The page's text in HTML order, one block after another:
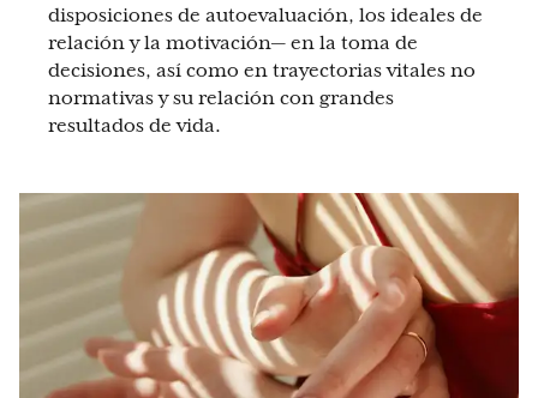
disposiciones de autoevaluación, los ideales de
relación y la motivación— en la toma de
decisiones, así como en trayectorias vitales no
normativas y su relación con grandes
resultados de vida.